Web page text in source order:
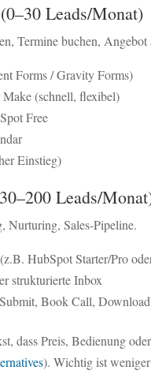
Leads/Monat)
Termine buchen, Angebot
Forms / Gravity Forms)
(schnell, flexibel)
Free
Einstieg)
Leads/
Nurturing, Sales-Pipeline.
HubSpot Starter/Pro
strukturierte Inbox
Book Call,
dass Preis, Bedienung
). Wichtig ist weniger